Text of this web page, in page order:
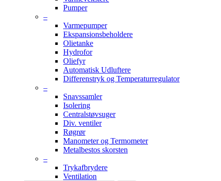
Pumper
–
Varmepumper
Ekspansionsbeholdere
Olietanke
Hydrofor
Oliefyr
Automatisk Udluftere
Differenstryk og Temperaturregulator
–
Snavssamler
Isolering
Centralstøvsuger
Div. ventiler
Røgrør
Manometer og Termometer
Metalbestos skorsten
–
Trykafbrydere
Ventilation